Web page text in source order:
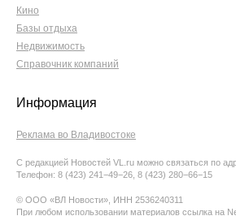
Кино
Базы отдыха
Недвижимость
Справочник компаний
Информация
Реклама во Владивостоке
С редакцией Новостей VL.ru можно связаться по
Телефон: 8 (423) 241−49−26, 8 (423) 280−66−15
© ООО «ВЛ Новости», ИНН 2536240311
При любом использовании материалов ссылка на